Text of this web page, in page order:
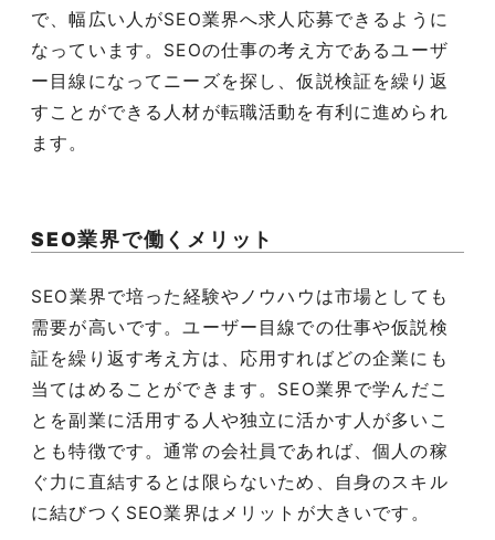
で、幅広い人がSEO業界へ求人応募できるように
なっています。 SEOの仕事の考え方であるユーザ
ー目線になってニーズを探し、仮説検証を繰り返
すことができる人材が転職活動を有利に進められ
ます。
SEO業界で働くメリット
SEO業界で培った経験やノウハウは市場としても
需要が高いです。ユーザー目線での仕事や仮説検
証を繰り返す考え方は、応用すればどの企業にも
当てはめることができます。 SEO業界で学んだこ
とを副業に活用する人や独立に活かす人が多いこ
とも特徴です。通常の会社員であれば、個人の稼
ぐ力に直結するとは限らないため、自身のスキル
に結びつく SEO業界はメリットが大きいです。